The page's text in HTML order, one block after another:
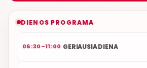
DIENOS PROGRAMA
06:30–11:00 GERIAUSIA DIENA